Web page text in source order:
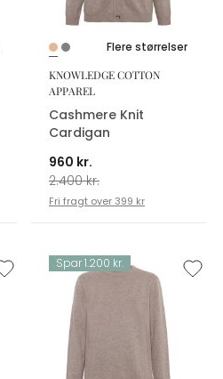
Flere størrelser
KNOWLEDGE COTTON
APPAREL
Cashmere Knit
Cardigan
960 kr.
2.400 kr.
Fri fragt over 399 kr
Spar 1.200 kr.